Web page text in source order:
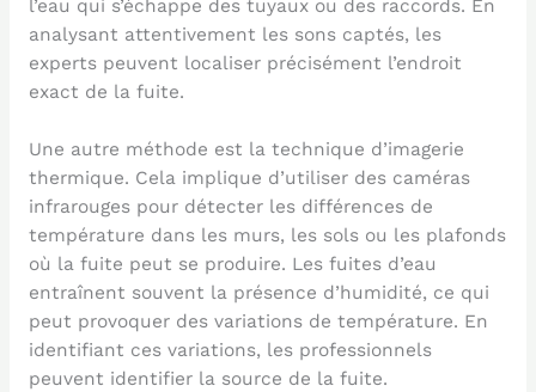
l’eau qui s’échappe des tuyaux ou des raccords. En
analysant attentivement les sons captés, les
experts peuvent localiser précisément l’endroit
exact de la fuite.
Une autre méthode est la technique d’imagerie
thermique. Cela implique d’utiliser des caméras
infrarouges pour détecter les différences de
température dans les murs, les sols ou les plafonds
où la fuite peut se produire. Les fuites d’eau
entraînent souvent la présence d’humidité, ce qui
peut provoquer des variations de température. En
identifiant ces variations, les professionnels
peuvent identifier la source de la fuite.